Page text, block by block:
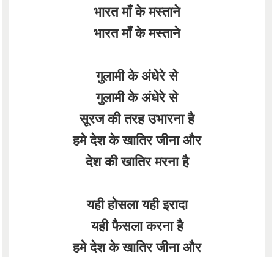
भारत माँ के मस्ताने
भारत माँ के मस्ताने
गुलामी के अंधेरे से
गुलामी के अंधेरे से
सूरज की तरह उभारना है
हमे देश के खातिर जीना और
देश की खातिर मरना है
यही होसला यही इरादा
यही फैसला करना है
हमे देश के खातिर जीना और